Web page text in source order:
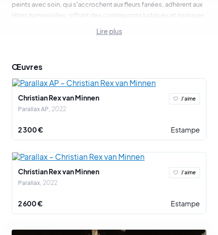
peints avec soin, qui s'accrochent aux fleurs fanées, adhèrent aux
têtes humanoïdes, offrant des contrepoints ludiques et ironiques
exposer ses créations dans des galeries prestigieuses à travers le
Berlin, Los Angeles, Madrid et Miami. Ses œuvres ont trouvé leur
place dans des collections éminentes telles que celles de Beth
Rudin DeWoody, de la Hall Art Foundation, du Denver Art Museum,
Minnen, audacieux et provocant, transcende les frontières
conventionnelles, laissant une empreinte indélébile dans le
Lire plus
Œuvres
Christian Rex van Minnen
Parallax AP 2022
J'aime
2 300 € Estampe
Christian Rex van Minnen
Parallax 2022
J'aime
2 600 € Estampe